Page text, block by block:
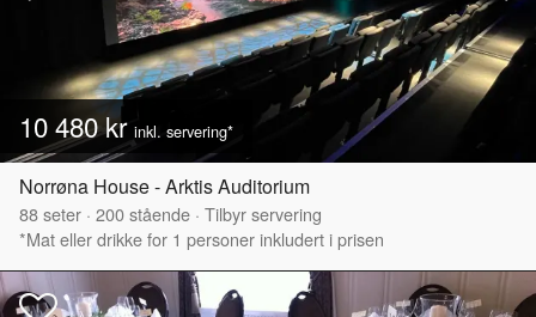
10 480 kr inkl. servering*
Norrøna House - Arktis Auditorium
88seter · 200stående · Tilbyr servering
*Mat eller drikke for 1 personer inkludert i prisen